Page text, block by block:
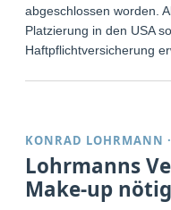
abgeschlossen worden.
Platzierung in den USA
Haftpflichtversicherung
KONRAD LOHRMANN ·
Lohrmanns
Make-up nötig